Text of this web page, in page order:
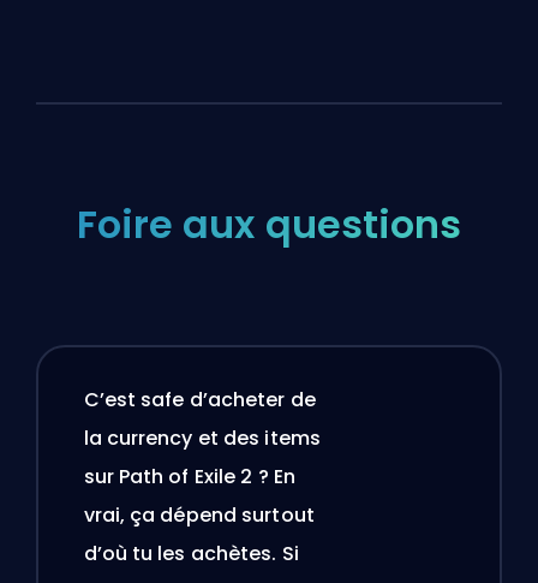
Foire aux questions
C’est safe d’acheter de
la currency et des items
sur Path of Exile 2 ? En
vrai, ça dépend surtout
d’où tu les achètes. Si